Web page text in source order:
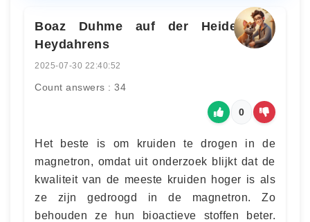
Boaz Duhme auf der Heide sive
Heydahrens
2025-07-30 22:40:52
Count answers : 34
0
Het beste is om kruiden te drogen in de
magnetron, omdat uit onderzoek blijkt dat de
kwaliteit van de meeste kruiden hoger is als
ze zijn gedroogd in de magnetron. Zo
behouden ze hun bioactieve stoffen beter.